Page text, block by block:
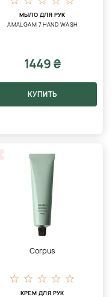
МЫЛО ДЛЯ РУК
AMALGAM 7 HAND WASH
1449 ₴
КУПИТЬ
Corpus
КРЕМ ДЛЯ РУК